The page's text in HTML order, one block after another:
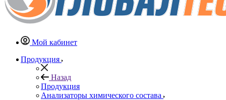
Мой кабинет
Продукция
Назад
Продукция
Анализаторы химического состава